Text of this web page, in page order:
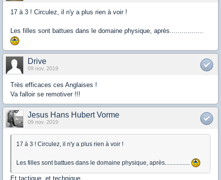
17 à 3 ! Circulez, il n'y a plus rien à voir !
Les filles sont battues dans le domaine physique, après.................
Drive
09 nov. 2019
Très efficaces ces Anglaises !
Va falloir se remotiver !!!
Jesus Hans Hubert Vorme
09 nov. 2019
17 à 3 ! Circulez, il n'y a plus rien à voir !
Les filles sont battues dans le domaine physique, après.................
Et tactique, et technique.